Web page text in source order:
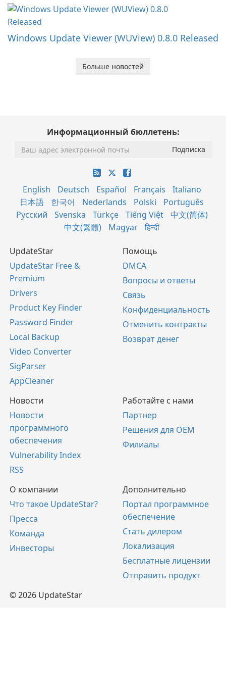
Windows Update Viewer (WUView) 0.8.0 Released
Больше новостей
Информационный бюллетень:
English Deutsch Español Français
Italiano
日本語
한국어 Nederlands Polski
Português
Русский
Svenska Türkçe Tiếng Việt
中文(简体)
中文(繁體)
Magyar हिन्दी
UpdateStar
UpdateStar Free &
Premium
Drivers
Product Key Finder
Password Finder
Local Backup
Video Converter
SigParser
AppCleaner
Помощь
DMCA
Вопросы и ответы
Связь
Конфиденциальность
Отменить контракты
Возврат денег
Новости
Новости
программного
обеспечения
Vulnerability Index
RSS
Работайте с нами
Партнер
Решения для OEM
Филиалы
О компании
Что такое UpdateStar?
Пресса
Команда
Инвесторы
Дополнительно
Портал программное
обеспечение
Стать дилером
Локализация
Бесплатные лицензии
Отправить продукт
© 2026 UpdateStar